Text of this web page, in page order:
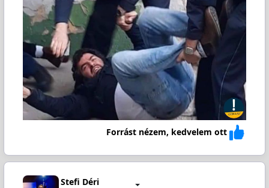
Forrást nézem, kedvelem ott
Stefi Déri